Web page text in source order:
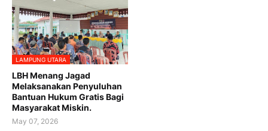
LAMPUNG UTARA
LBH Menang Jagad
Melaksanakan Penyuluhan
Bantuan Hukum Gratis Bagi
Masyarakat Miskin.
May 07, 2026